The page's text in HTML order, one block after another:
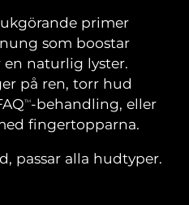
primer
som boostar
naturlig lyster.
på ren, torr hud
TM-behandling, eller
fingertopparna.
passar alla hudtyper.